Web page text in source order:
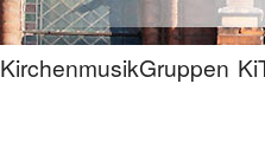
KirchenmusikGruppen